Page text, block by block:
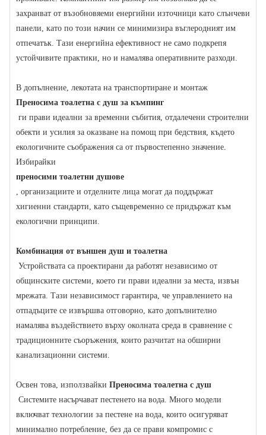
захранват от възобновяеми енергийни източници като слънчеви
панели, като по този начин се минимизира въглеродният им
отпечатък. Тази енергийна ефективност не само подкрепя
устойчивите практики, но и намалява оперативните разходи.
В допълнение, лекотата на транспортиране и монтаж
Преносима тоалетна с душ за къмпинг
ги прави идеални за временни събития, отдалечени строителни
обекти и усилия за оказване на помощ при бедствия, където
екологичните съображения са от първостепенно значение.
Избирайки
преносими тоалетни душове
, организациите и отделните лица могат да поддържат
хигиенни стандарти, като същевременно се придържат към
екологични принципи.
Комбинация от външен душ и тоалетна
Устройствата са проектирани да работят независимо от
общинските системи, което ги прави идеални за места, извън
мрежата. Тази независимост гарантира, че управлението на
отпадъците се извършва отговорно, като допълнително
намалява въздействието върху околната среда в сравнение с
традиционните съоръжения, които разчитат на обширни
канализационни системи.
Освен това, използвайки Преносима тоалетна с душ
Системите насърчават пестенето на вода. Много модели
включват технологии за пестене на вода, които осигуряват
минимално потребление, без да се прави компромис с